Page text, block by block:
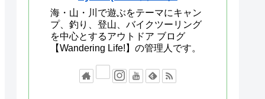
海・山・川で遊ぶをテーマにキャン
プ、釣り、登山、バイクツーリング
を中心とするアウトドア ブログ
【Wandering Life!】の管理人です。